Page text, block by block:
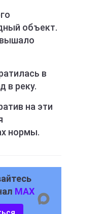
объект.
в
в реку.
на эти
нормы.
MAX